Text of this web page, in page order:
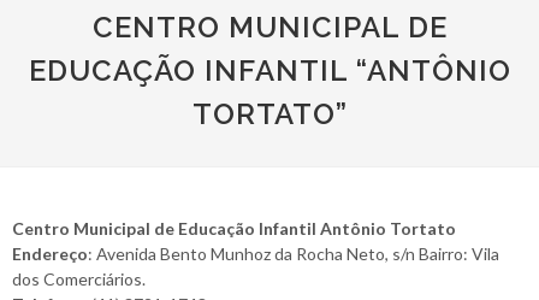
CENTRO MUNICIPAL DE
EDUCAÇÃO INFANTIL “ANTÔNIO
TORTATO”
Centro Municipal de Educação Infantil Antônio Tortato
Endereço: Avenida Bento Munhoz da Rocha Neto, s/n Bairro: Vila
dos Comerciários.